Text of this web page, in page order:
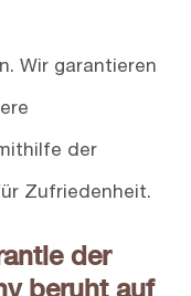
Wir garantieren
der
Zufriedenheit.
der
beruht auf